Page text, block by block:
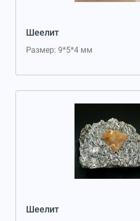
Шеелит
Размер: 9*5*4 мм
Шеелит